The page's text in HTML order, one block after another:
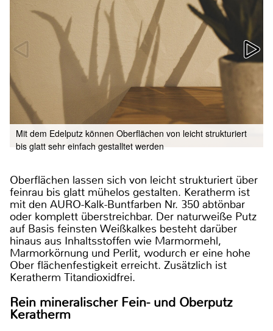
Mit dem Edelputz können Oberflächen von leicht strukturiert
bis glatt sehr einfach gestalltet werden
Oberflächen lassen sich von leicht strukturiert über
feinrau bis glatt mühelos gestalten. Keratherm ist
mit den AURO-Kalk-Buntfarben Nr. 350 abtönbar
oder komplett überstreichbar. Der naturweiße Putz
auf Basis feinsten Weißkalkes besteht darüber
hinaus aus Inhaltsstoffen wie Marmormehl,
Marmorkörnung und Perlit, wodurch er eine hohe
Ober flächenfestigkeit erreicht. Zusätzlich ist
Keratherm Titandioxidfrei.
Rein mineralischer Fein- und Oberputz
Keratherm